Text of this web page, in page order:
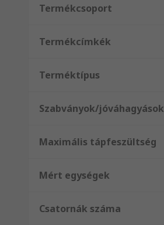
Termékcsoport
Termékcímkék
Terméktípus
Szabványok/jóváhagyások
Maximális tápfeszültség
Mért egységek
Csatornák száma